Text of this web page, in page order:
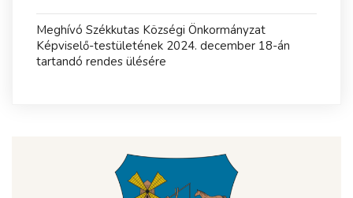
Meghívó Székkutas Községi Önkormányzat
Képviselő-testületének 2024. december 18-án
tartandó rendes ülésére